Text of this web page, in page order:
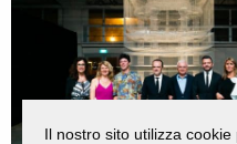
Il nostro sito utilizza